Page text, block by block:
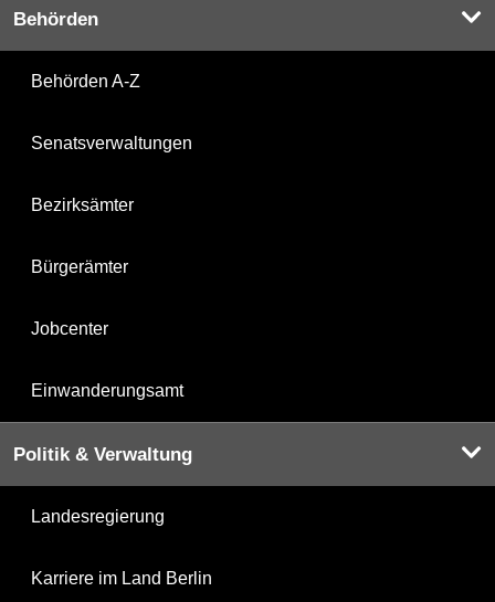
Behörden
Behörden A-Z
Senatsverwaltungen
Bezirksämter
Bürgerämter
Jobcenter
Einwanderungsamt
Politik & Verwaltung
Landesregierung
Karriere im Land Berlin